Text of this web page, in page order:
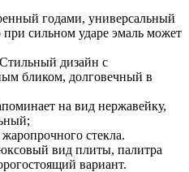
годами, универсальный
сильном ударе эмаль может
дизайн с
бликом, долговечный в
на вид нержавейку,
стекла.
вид плиты, палитра
вариант.